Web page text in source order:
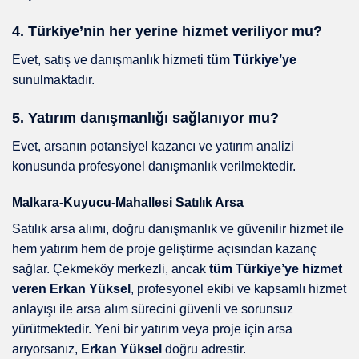
4. Türkiye’nin her yerine hizmet veriliyor mu?
Evet, satış ve danışmanlık hizmeti tüm Türkiye’ye
sunulmaktadır.
5. Yatırım danışmanlığı sağlanıyor mu?
Evet, arsanın potansiyel kazancı ve yatırım analizi
konusunda profesyonel danışmanlık verilmektedir.
Malkara-Kuyucu-Mahallesi Satılık Arsa
Satılık arsa alımı, doğru danışmanlık ve güvenilir hizmet ile
hem yatırım hem de proje geliştirme açısından kazanç
sağlar. Çekmeköy merkezli, ancak tüm Türkiye’ye hizmet
veren Erkan Yüksel , profesyonel ekibi ve kapsamlı hizmet
anlayışı ile arsa alım sürecini güvenli ve sorunsuz
yürütmektedir. Yeni bir yatırım veya proje için arsa
arıyorsanız, Erkan Yüksel doğru adrestir.